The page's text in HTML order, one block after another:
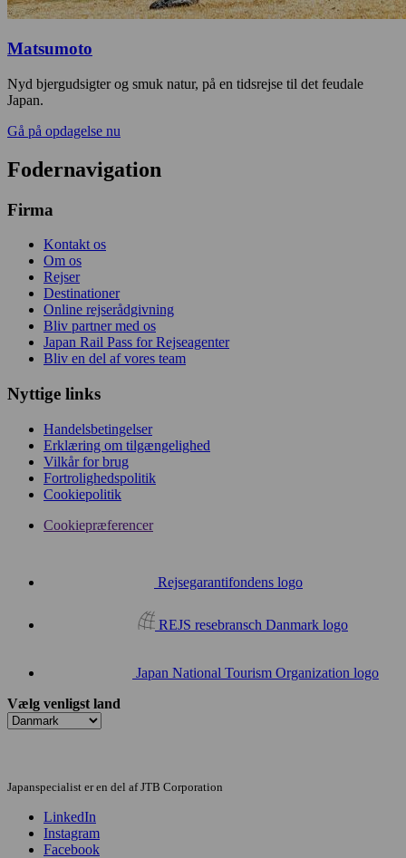
Matsumoto
Nyd bjergudsigter og smuk natur, på en tidsrejse til det feudale
Japan.
Gå på opdagelse nu
Fodernavigation
Firma
Kontakt os
Om os
Rejser
Destinationer
Online rejserådgivning
Bliv partner med os
Japan Rail Pass for Rejseagenter
Bliv en del af vores team
Nyttige links
Handelsbetingelser
Erklæring om tilgængelighed
Vilkår for brug
Fortrolighedspolitik
Cookiepolitik
Cookiepræferencer
Rejsegarantifondens logo
REJS resebransch Danmark logo
Japan National Tourism Organization logo
Vælg venligst land
Japanspecialist er en del af JTB Corporation
LinkedIn
Instagram
Facebook